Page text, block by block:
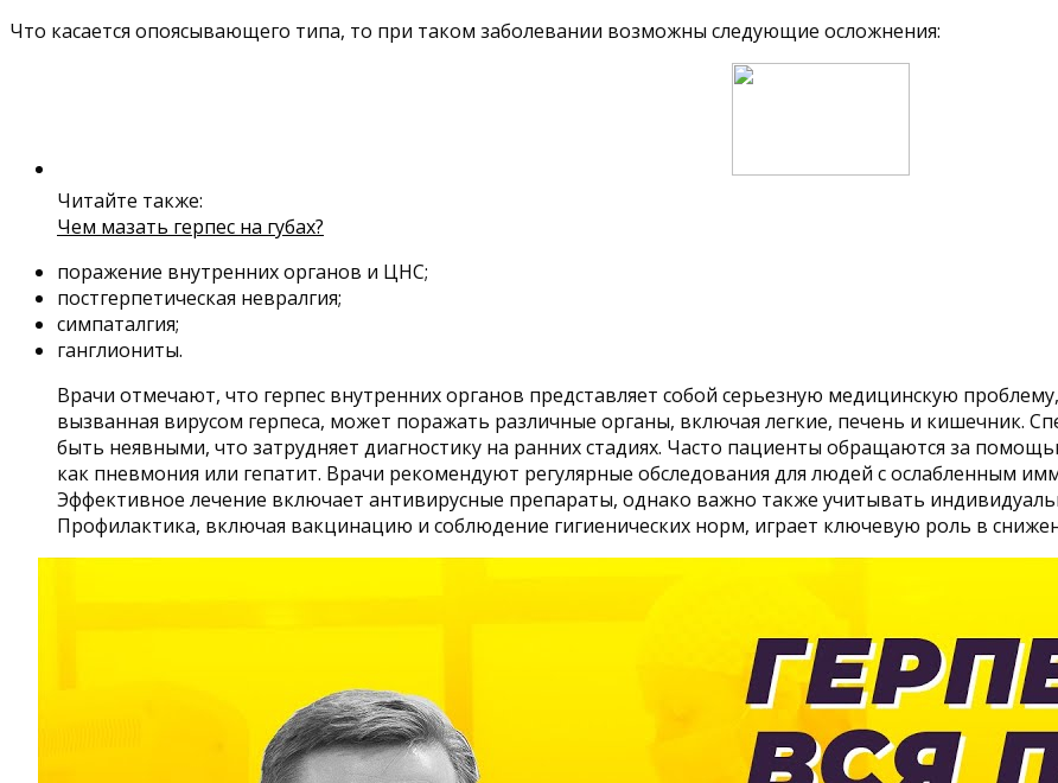
Что касается опоясывающего типа, то при таком заболевании возможны следующие осложнения:
Читайте также:
Чем мазать герпес на губах?
поражение внутренних органов и ЦНС;
постгерпетическая невралгия;
симпаталгия;
ганглиониты.
Врачи отмечают, что герпес внутренних органов представляет собой серьезную медицинскую
вызванная вирусом герпеса, может поражать различные органы, включая легкие, печень и кишечник.
быть неявными, что затрудняет диагностику на ранних стадиях. Часто пациенты обращаются за
как пневмония или гепатит. Врачи рекомендуют регулярные обследования для людей с ослабленным
Эффективное лечение включает антивирусные препараты, однако важно также учитывать
Профилактика, включая вакцинацию и соблюдение гигиенических норм, играет ключевую роль в